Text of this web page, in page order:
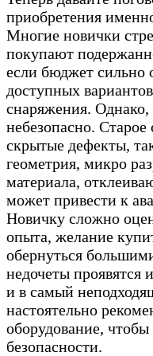
приобретения
Многие новички
покупают
если бюджет сильно
доступных
снаряжения.
небезопасно.
скрытые дефекты,
геометрия, микро
материала,
может привести к
Новичку сложно
опыта, желание
обернуться
недочеты проявятся
и в самый
настоятельно
оборудование,
безопасности.